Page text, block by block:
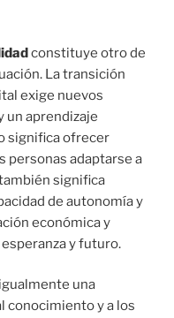
constituye otro de
La transición
exige nuevos
un aprendizaje
significa ofrecer
personas adaptarse a
significa
de autonomía y
económica y
y futuro.
una
conocimiento y a los